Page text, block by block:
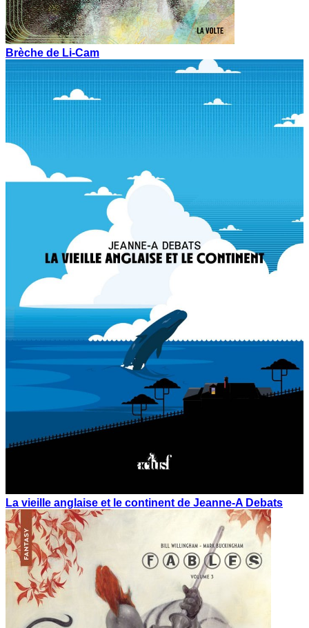
Brèche de Li-Cam
La vieille anglaise et le continent de Jeanne-A Debats